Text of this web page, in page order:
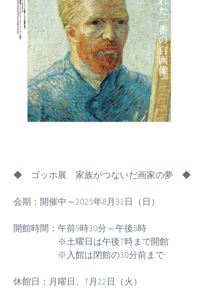
◆ ゴッホ展 家族がつないだ画家の夢 ◆
会期：開催中～2025年8月31日（日）
開館時間：午前9時30分～午後5時
※土曜日は午後7時まで開館
※入館は閉館の30分前まで
休館日：月曜日、7月22日（火）